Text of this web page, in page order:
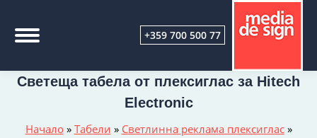
+359 700 500 77
Начало» Табели » Светлинна реклама плексиглас»
Светеща табела от плексиглас за Hitech
Electronic